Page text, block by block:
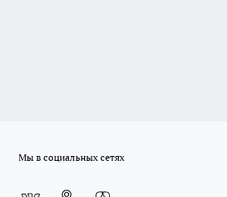
Мы в социальных сетях